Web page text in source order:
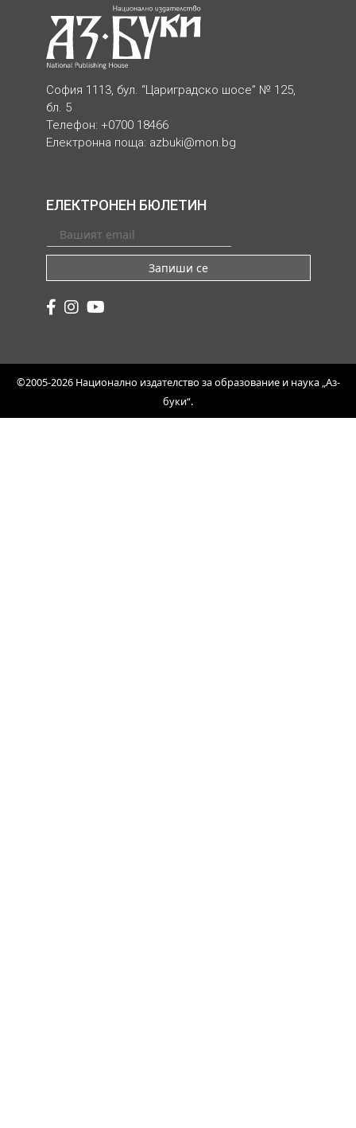
София 1113, бул. “Цариградско шосе” № 125,
бл. 5
Телефон: +0700 18466
Електронна поща: azbuki@mon.bg
ЕЛЕКТРОНЕН БЮЛЕТИН
Запиши се
©2005-2026 Национално издателство за образование и наука „Аз-
буки“.